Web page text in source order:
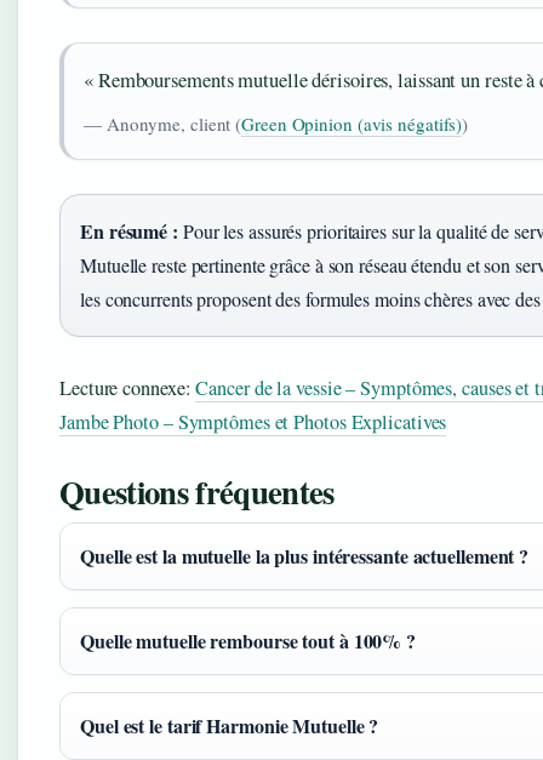
« Remboursements mutuelle dérisoires, laissant un reste à
— Anonyme, client (Green Opinion (avis négatifs))
En résumé : Pour les assurés prioritaires sur la qualité de
Mutuelle reste pertinente grâce à son réseau étendu et son
les concurrents proposent des formules moins chères avec
Lecture connexe:Cancer de la vessie – Symptômes, causes et
Jambe Photo – Symptômes et Photos Explicatives
Questions fréquentes
Quelle est la mutuelle la plus intéressante actuellement ?
Quelle mutuelle rembourse tout à 100% ?
Quel est le tarif Harmonie Mutuelle ?